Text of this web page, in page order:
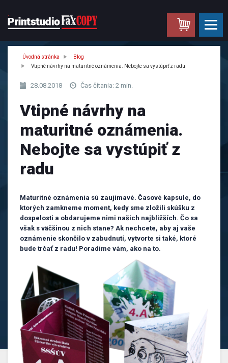
.
Úvodná stránka
Blog
Vtipné návrhy na maturitné oznámenia. Nebojte sa vystúpiť z radu
28.08.2018 Čas čítania: 2 min.
Vtipné návrhy na
maturitné oznámenia.
Nebojte sa vystúpiť z
radu
Maturitné oznámenia sú zaujímavé. Časové kapsule, do
ktorých zamkneme moment, kedy sme zložili skúšku z
dospelosti a obdarujeme nimi našich najbližších. Čo sa
však s väčšinou z nich stane? Ak nechcete, aby aj vaše
oznámenie skončilo v zabudnutí, vytvorte si také, ktoré
bude trčať z radu! Poradíme vám, ako na to.